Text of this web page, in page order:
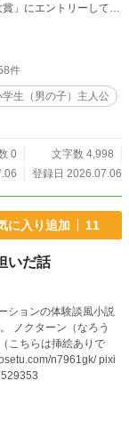
す。
件
学生（男の子）主人公
0
文字数 4,998
登録日 2026.07.06
に入り追加 11
いだ話
ションの体験談風小説
こちらは挿絵ありで
n7961gk/ pixi